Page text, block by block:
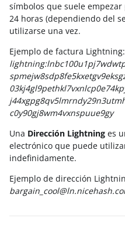
símbolos que suele
24 horas (dependiendo del
utilizarse una vez.
Ejemplo de factura Lightning:
c0y90gj8wm4vxnspuue9gy
Una Dirección Lightning es
electrónico que puede
indefinidamente.
Ejemplo de dirección